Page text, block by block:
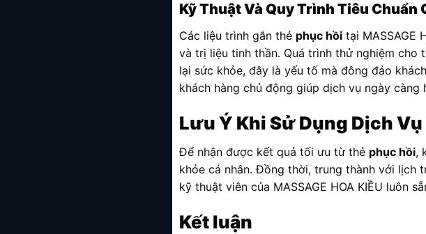
Kỹ Thuật Và Quy Trình Tiêu Chuẩn
Các liệu trình gắn thẻ phục hồi tại MASSAGE
và trị liệu tinh thần. Quá trình thử nghiệm
lại sức khỏe, đây là yếu tố mà đông đảo
khách hàng chủ động giúp dịch vụ ngày càng
Lưu Ý Khi Sử Dụng Dịch
Để nhận được kết quả tối ưu từ thẻ phục hồi,
khỏe cá nhân. Đồng thời, trung thành với lịch
kỹ thuật viên của MASSAGE HOA KIỀU luôn
Kết luận